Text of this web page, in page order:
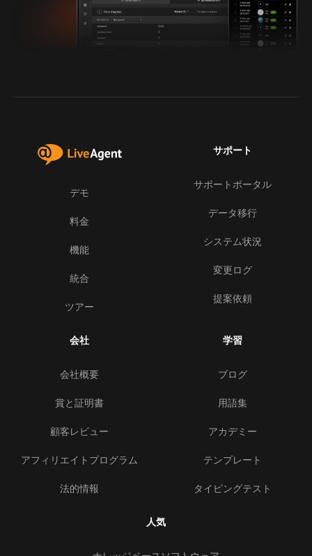
デモ
料金
機能
統合
ツアー
サポート
サポートポータル
データ移行
システム状況
変更ログ
提案依頼
会社
会社概要
賞と証明書
顧客レビュー
アフィリエイトプログラム
法的情報
学習
ブログ
用語集
アカデミー
テンプレート
タイピングテスト
人気